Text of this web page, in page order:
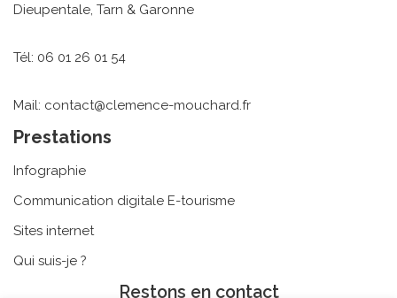
Dieupentale, Tarn & Garonne
Tél: 06 01 26 01 54
Mail: contact@clemence-mouchard.fr
Prestations
Infographie
Communication digitale E-tourisme
Sites internet
Qui suis-je ?
Restons en contact